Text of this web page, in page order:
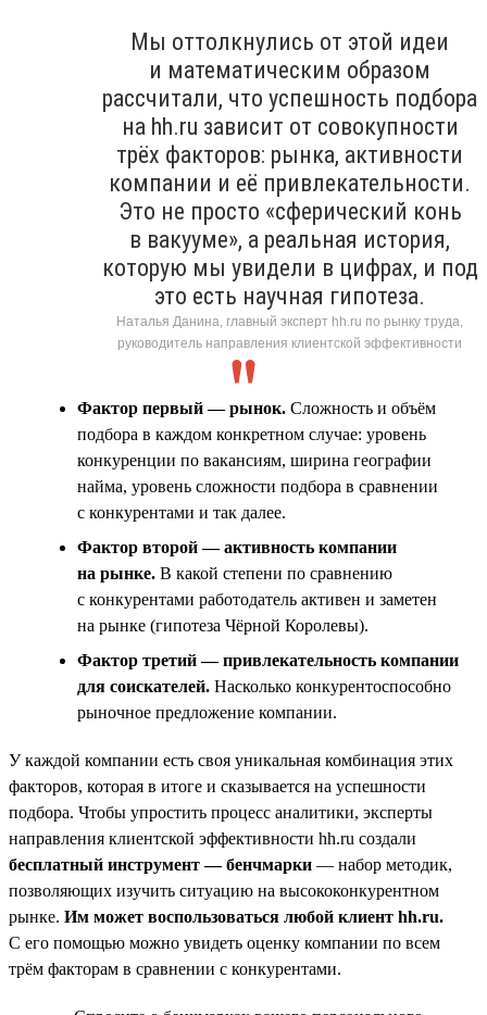
Мы оттолкнулись от этой идеи
и математическим образом
рассчитали, что успешность подбора
на hh.ru зависит от совокупности
трёх факторов: рынка, активности
компании и её привлекательности.
Это не просто «сферический конь
в вакууме», а реальная история,
которую мы увидели в цифрах, и под
это есть научная гипотеза.
Наталья Данина, главный эксперт hh.ru по рынку труда,
руководитель направления клиентской эффективности
Фактор первый — рынок. Сложность и объём
подбора в каждом конкретном случае: уровень
конкуренции по вакансиям, ширина географии
найма, уровень сложности подбора в сравнении
с конкурентами и так далее.
Фактор второй — активность компании
на рынке. В какой степени по сравнению
с конкурентами работодатель активен и заметен
на рынке (гипотеза Чёрной Королевы).
Фактор третий — привлекательность компании
для соискателей. Насколько конкурентоспособно
рыночное предложение компании.
У каждой компании есть своя уникальная комбинация этих
факторов, которая в итоге и сказывается на успешности
подбора. Чтобы упростить процесс аналитики, эксперты
направления клиентской эффективности hh.ru создали
бесплатный инструмент — бенчмарки — набор методик,
позволяющих изучить ситуацию на высококонкурентном
рынке. Им может воспользоваться любой клиент hh.ru.
С его помощью можно увидеть оценку компании по всем
трём факторам в сравнении с конкурентами.